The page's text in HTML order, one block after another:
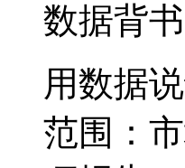
数据背书
用数据
范围：